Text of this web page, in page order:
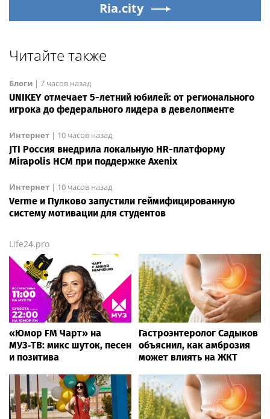
Ria.city
Читайте также
Блоги | 7 часов назад
UNIKEY отмечает 5-летний юбилей: от регионального
игрока до федерального лидера в девелопменте
Интернет | 10 часов назад
JTI Россия внедрила локальную HR-платформу
Mirapolis HCM при поддержке Axenix
Интернет | 10 часов назад
Verme и Пулково запустили геймифицированную
систему мотивации для студентов
Life24.pro
«Юмор FM Чарт» на
МУЗ‑ТВ: микс шуток, песен
и позитива
Гастроэнтеролог Садыков
объяснил, как амброзия
может влиять на ЖКТ